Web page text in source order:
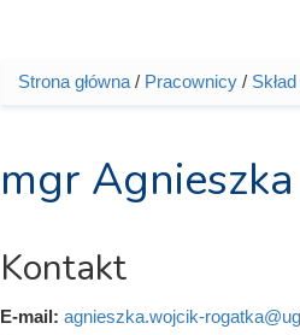
Jesteś tutaj
Strona główna/ Pracownicy/
mgr
Kontakt
E-mail: agnieszka.wojcik-